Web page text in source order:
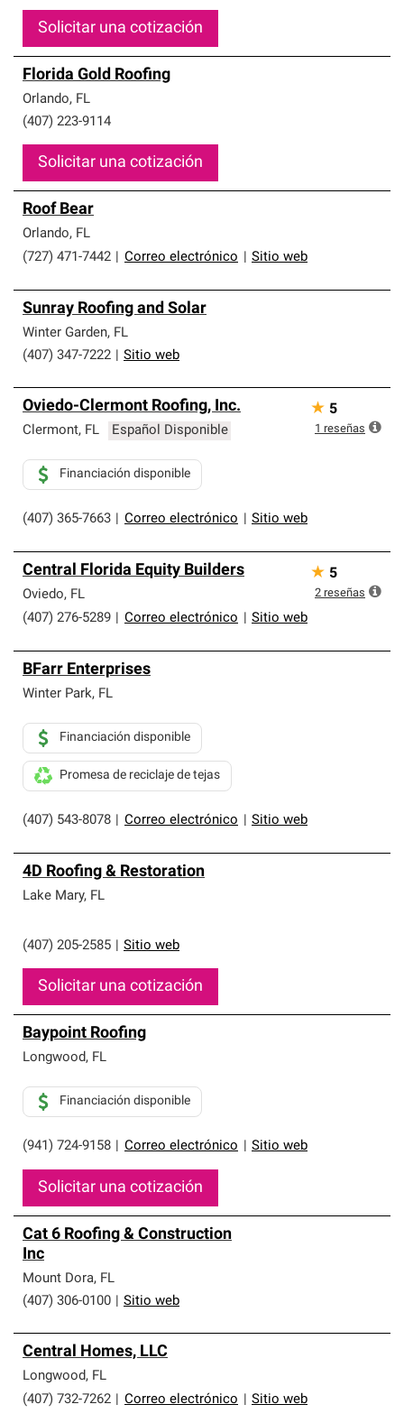
Solicitar una cotización
Florida Gold Roofing
Orlando, FL
(407) 223-9114
Solicitar una cotización
Roof Bear
Orlando, FL
(727) 471-7442
Correo electrónico Sitio web
Sunray Roofing and Solar
Winter Garden, FL
(407) 347-7222
Sitio web
Oviedo-Clermont Roofing, Inc.
Clermont, FL Español Disponible
(407) 365-7663 Correo electrónico Sitio web
Financiación disponible
★ 5
1 reseñas
Central Florida Equity Builders
Oviedo, FL
(407) 276-5289
Correo electrónico Sitio web
★ 5
2 reseñas
BFarr Enterprises
Winter Park, FL
(407) 543-8078 Correo electrónico Sitio web
Financiación disponible
Promesa de reciclaje de tejas
4D Roofing & Restoration
Lake Mary, FL
(407) 205-2585 Sitio web
Solicitar una cotización
Baypoint Roofing
Longwood, FL
(941) 724-9158 Correo electrónico Sitio web
Financiación disponible
Solicitar una cotización
Cat 6 Roofing & Construction
Inc
Mount Dora, FL
(407) 306-0100
Sitio web
Central Homes, LLC
Longwood, FL
(407) 732-7262
Correo electrónico Sitio web